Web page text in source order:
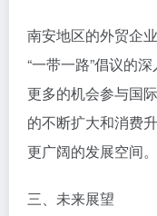
南安地区的外贸企
“一带一路”倡议的
更多的机会参与国
的不断扩大和消费
更广阔的发展空间。
三、未来展望